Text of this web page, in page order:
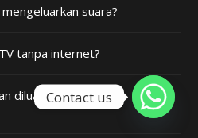
suara?
tanpa internet?
diluar wilayah
Contact us